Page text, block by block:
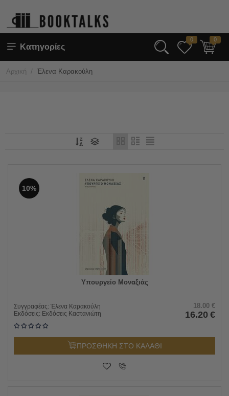
Κατηγορίες
0 0
Αρχική / Έλενα Καρακούλη
10%
Υπουργείο Μοναξιάς
Συγγραφέας: Έλενα Καρακούλη
Εκδόσεις: Εκδόσεις Καστανιώτη
18.00 €
16.20 €
ΠΡΟΣΘΗΚΗ ΣΤΟ ΚΑΛΑΘΙ